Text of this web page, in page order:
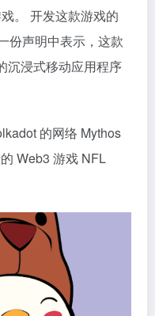
。 开发这款游戏的
份声明中表示，这款
沉浸式移动应用程序
的网络 Mythos
Web3 游戏 NFL